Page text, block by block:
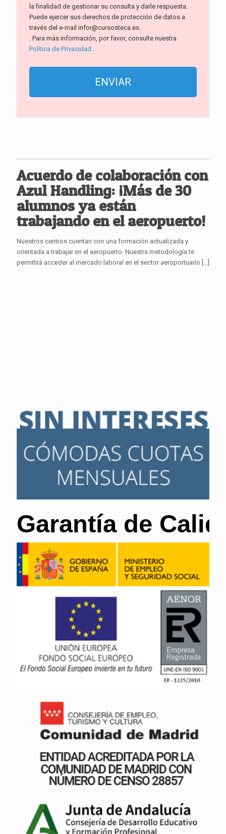
la finalidad de gestionar su consulta y darle respuesta.
Puede ejercer sus derechos de protección de datos a
través del e-mail infor@cursosteca.es.
. Para más información, por favor, consulte nuestra
Política de Privacidad .
Acuerdo de colaboración con
Azul Handling: ¡Más de 30
alumnos ya están
trabajando en el aeropuerto!
Nuestros centros cuentan con una formación actualizada y
orientada a trabajar en el aeropuerto. Nuestra metodología te
permitirá acceder al mercado laboral en el sector aeroportuario […]
Garantía de